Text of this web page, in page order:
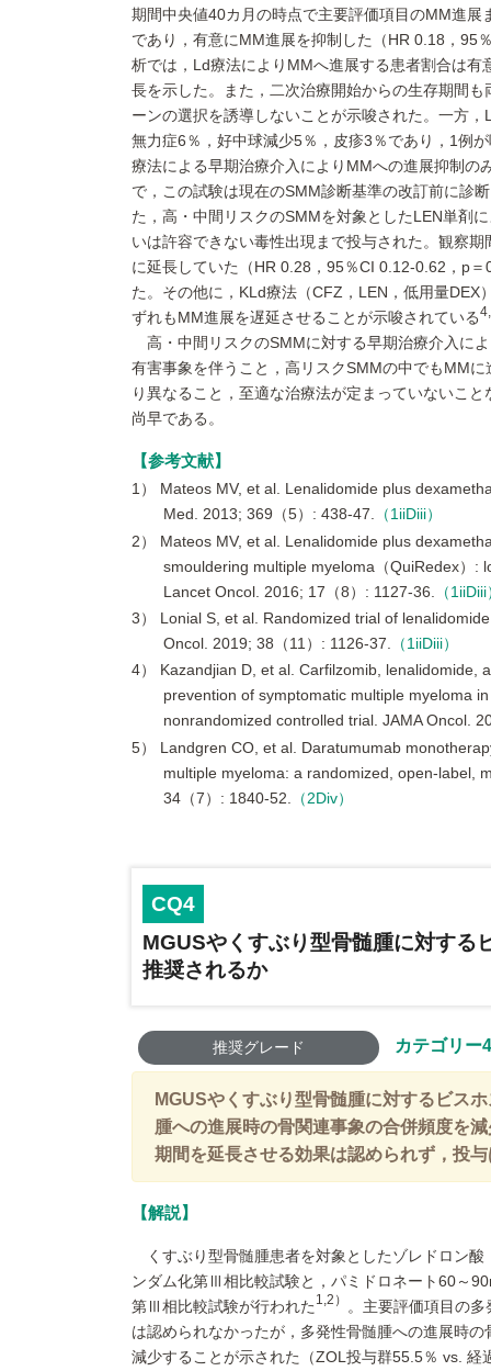
期間中央値40カ月の時点で主要評価項目のMM進
であり，有意にMM進展を抑制した（HR 0.18，95
析では，Ld療法によりMMへ進展する患者割合は
長を示した。また，二次治療開始からの生存期間
ーンの選択を誘導しないことが示唆された。一方
無力症6％，好中球減少5％，皮疹3％であり，1例
療法による早期治療介入によりMMへの進展抑制の
で，この試験は現在のSMM診断基準の改訂前に診
た，高・中間リスクのSMMを対象としたLEN単剤
いは許容できない毒性出現まで投与された。観察
に延長していた（HR 0.28，95％CI 0.12-0.62，p
た。その他に，KLd療法（CFZ，LEN，低用量
ずれもMM進展を遅延させることが示唆されている
高・中間リスクのSMMに対する早期治療介入に
有害事象を伴うこと，高リスクSMMの中でもMM
り異なること，至適な治療法が定まっていないこ
尚早である。
参考文献
1） Mateos MV, et al. Lenalidomide plus
Med. 2013; 369（5）: 438-47.
（1iiDiii）
2） Mateos MV, et al. Lenalidomide plus
smouldering multiple myeloma（QuiRedex）:
Lancet Oncol. 2016; 17（8）: 1127-36.
（
3） Lonial S, et al. Randomized trial of
Oncol. 2019; 38（11）: 1126-37.
（1iiDiii）
4） Kazandjian D, et al. Carfilzomib, lenalidomide,
prevention of symptomatic multiple myeloma
nonrandomized controlled trial. JAMA Oncol.
5） Landgren CO, et al. Daratumumab
multiple myeloma: a randomized, open-label,
34（7）: 1840-52.
（2Div）
CQ4
MGUSやくすぶり型骨髄腫に対する
推奨されるか
推奨グレード カテゴリー4
MGUSやくすぶり型骨髄腫に対するビス
腫への進展時の骨関連事象の合併頻度を
期間を延長させる効果は認められず，投
解説
くすぶり型骨髄腫患者を対象としたゾレドロン
ンダム化第Ⅲ相比較試験と，パミドロネート60～
第Ⅲ相比較試験が行われた 1,2）
。主要評価項目の
は認められなかったが，多発性骨髄腫への進展時
減少することが示された（ZOL投与群55.5％ vs.